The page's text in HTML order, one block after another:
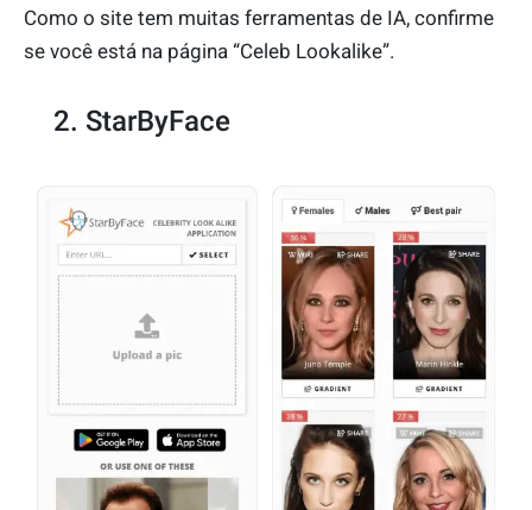
Como o site tem muitas ferramentas de IA, confirme
se você está na página “Celeb Lookalike”.
2. StarByFace